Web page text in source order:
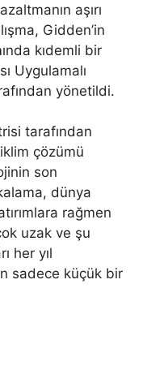
aşırı
Gidden’in
kıdemli bir
Uygulamalı
yönetildi.
tarafından
çözümü
son
dünya
rağmen
uzak ve şu
her yıl
sadece küçük bir